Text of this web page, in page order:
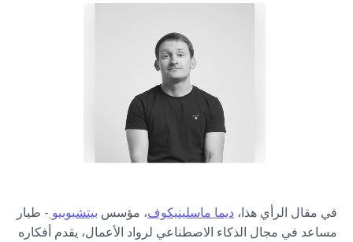
في مقال الرأي هذا، ديما ماسلينيكوف، مؤسس بيتشبوبيو - طيار
مساعد في مجال الذكاء الاصطناعي لرواد الأعمال، يقدم أفكاره